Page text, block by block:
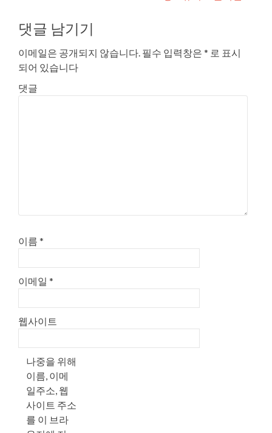
댓글 남기기
이메일은 공개되지 않습니다. 필수 입력창은 * 로 표시
되어 있습니다
댓글
이름 *
이메일 *
웹사이트
나중을 위해
이름, 이메
일주소, 웹
사이트 주소
를 이 브라